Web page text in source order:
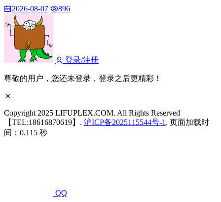
2026-08-07 896
登录/注册
尊敬的用户，您还未登录，登录之后更精彩！
Copyright 2025 LIFUPLEX.COM. All Rights Reserved
【TEL:18616870619】. 沪ICP备2025115544号-1 . 页面加载时
间：0.115 秒
QQ